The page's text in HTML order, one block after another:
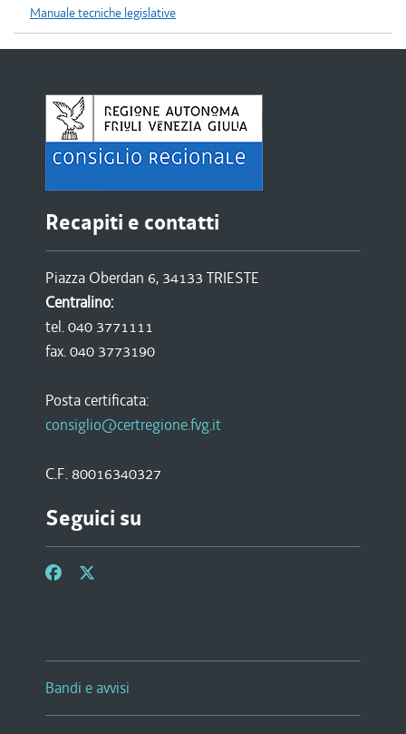
Manuale tecniche legislative
Recapiti e contatti
Piazza Oberdan 6, 34133 TRIESTE
Centralino:
tel. 040 3771111
fax. 040 3773190
Posta certificata:
consiglio@certregione.fvg.it
C.F. 80016340327
Seguici su
Bandi e avvisi